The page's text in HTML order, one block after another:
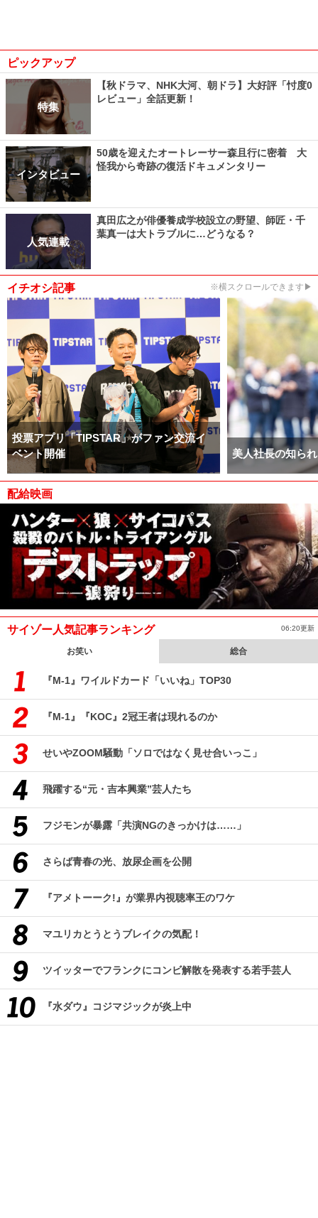
ピックアップ
特集
【秋ドラマ、NHK大河、朝ドラ】大好評「忖度0
レビュー」全話更新！
インタビュー
50歳を迎えたオートレーサー森且行に密着 大
怪我から奇跡の復活ドキュメンタリー
人気連載
真田広之が俳優養成学校設立の野望、師匠・千
葉真一は大トラブルに…どうなる？
イチオシ記事 ※横スクロールできます▶
投票アプリ「TIPSTAR」がファン交流イ
ベント開催
美人社長の知ら
配給映画
サイゾー人気記事ランキング 06:20更新
お笑い 総合
『M-1』ワイルドカード「いいね」TOP30
『M-1』『KOC』2冠王者は現れるのか
せいやZOOM騒動「ソロではなく見せ合いっこ」
飛躍する“元・吉本興業”芸人たち
フジモンが暴露「共演NGのきっかけは……」
さらば青春の光、放尿企画を公開
『アメトーーク!』が業界内視聴率王のワケ
マユリカとうとうブレイクの気配！
ツイッターでフランクにコンビ解散を発表する若手芸人
『水ダウ』コジマジックが炎上中